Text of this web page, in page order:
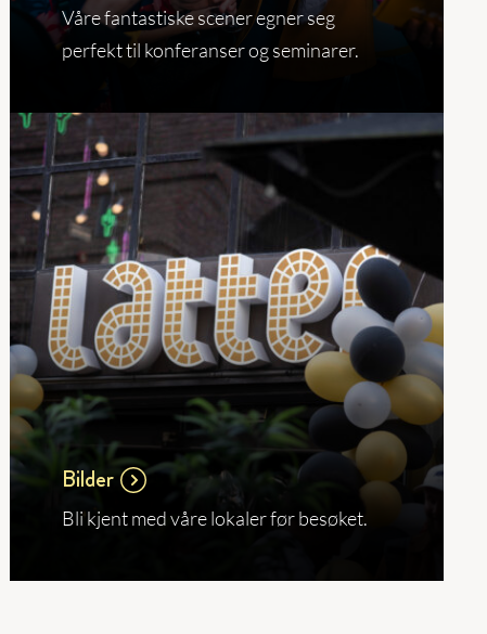
Våre fantastiske scener egner seg
perfekt til konferanser og seminarer.
Bilder
Bli kjent med våre lokaler før besøket.